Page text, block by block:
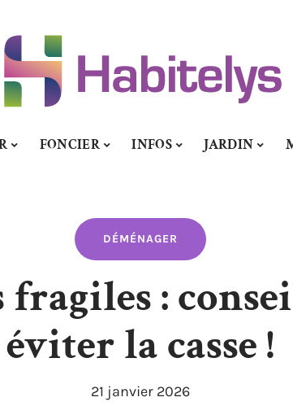
FONCIER INFOS JARDIN
DÉMÉNAGER
:
éviter la casse !
21 janvier 2026